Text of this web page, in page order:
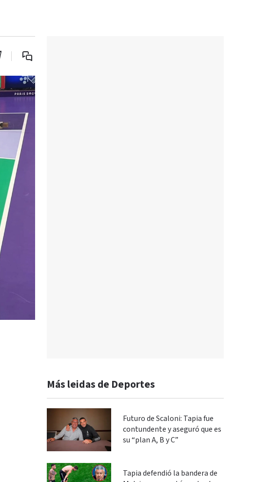
Más leidas de Deportes
Futuro de Scaloni: Tapia fue
contundente y aseguró que es
su “plan A, B y C”
Tapia defendió la bandera de